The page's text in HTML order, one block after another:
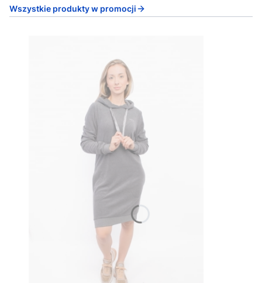
Wszystkie produkty w promocji